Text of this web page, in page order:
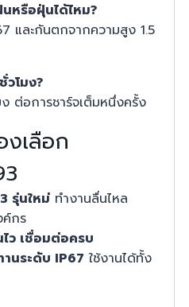
หรือฝุ่นได้ไหม?
และกันตกจากความสูง 1.5
วโมง?
ต่อการชาร์จเต็มหนึ่งครั้ง
งเลือก
รุ่นใหม่ ทำงานลื่นไหล
ค์กร
ว เชื่อมต่อครบ
นระดับ IP67 ใช้งานได้ทั้ง